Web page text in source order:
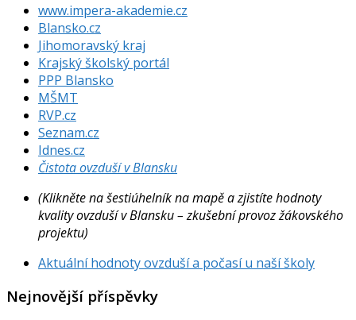
www.impera-akademie.cz
Blansko.cz
Jihomoravský kraj
Krajský školský portál
PPP Blansko
MŠMT
RVP.cz
Seznam.cz
Idnes.cz
Čistota ovzduší v Blansku
(Klikněte na šestiúhelník na mapě a zjistíte hodnoty
kvality ovzduší v Blansku – zkušební provoz žákovského
projektu)
Aktuální hodnoty ovzduší a počasí u naší školy
Nejnovější příspěvky